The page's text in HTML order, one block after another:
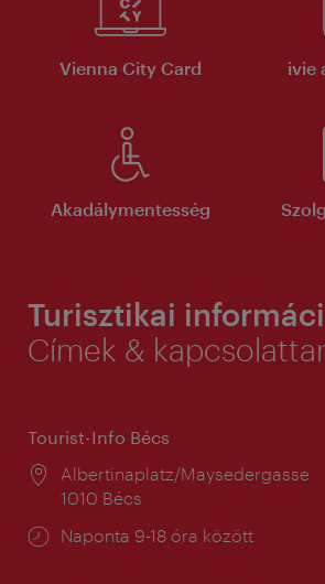
Vienna City Card ivie
Akadálymentesség
Turisztikai
Címek &
Tourist-Info Bécs
Helyszín:
Albertinaplatz/Maysedergasse
1010 Bécs
Nyitva
Naponta 9-18 óra között